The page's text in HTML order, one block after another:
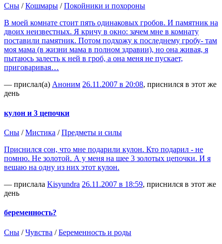
Сны /Кошмары /Покойники и похороны
В моей комнате стоит пять одинаковых гробов. И памятник на
двоих неизвестных. Я кричу в окно: зачем мне в комнату
поставили памятник. Потом подхожу к последнему гробу- там
моя мама (в жизни мама в полном здравии), но она живая, я
пытаюсь залесть к ней в гроб, а она меня не пускает,
приговаривая…
— прислал(а) Аноним 26.11.2007 в 20:08, приснился в этот же
день
кулон и 3 цепочки
Сны /Мистика /Предметы и силы
Приснился сон, что мне подарили кулон. Кто подарил - не
помню. Не золотой. А у меня на шее 3 золотых цепочки. И я
вешаю на одну из них этот кулон.
— прислала Kisyundra 26.11.2007 в 18:59, приснился в этот же
день
беременность?
Сны /Чувства /Беременность и роды